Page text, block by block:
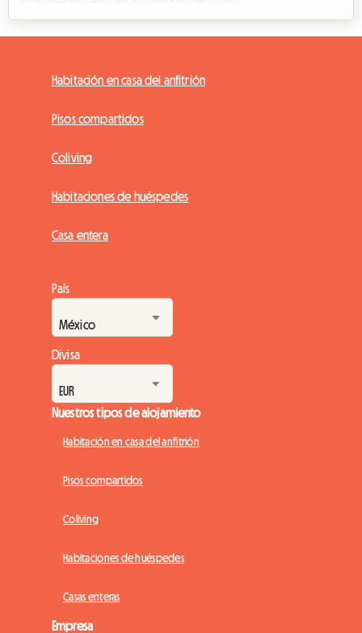
Habitación en casa del anfitrión
Pisos compartidos
Coliving
Habitaciones de huéspedes
Casa entera
País
Divisa
Nuestros tipos de alojamiento
Habitación en casa del anfitrión
Pisos compartidos
Coliving
Habitaciones de huéspedes
Casas enteras
Empresa